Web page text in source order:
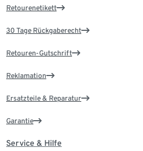
Retourenetikett
30 Tage Rückgaberecht
Retouren-Gutschrift
Reklamation
Ersatzteile & Reparatur
Garantie
Service & Hilfe